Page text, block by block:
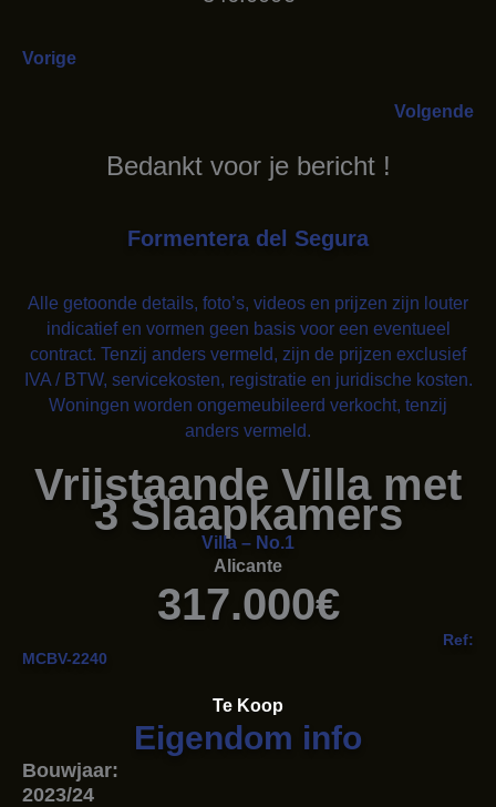
Vorige
Volgende
Bedankt voor je bericht !
Formentera del Segura
Alle getoonde details, foto’s, videos en prijzen zijn louter
indicatief en vormen geen basis voor een eventueel
contract. Tenzij anders vermeld, zijn de prijzen exclusief
IVA / BTW, servicekosten, registratie en juridische kosten.
Woningen worden ongemeubileerd verkocht, tenzij
anders vermeld.
Vrijstaande Villa met
3 Slaapkamers
Villa – No.1
Alicante
317.000€
Ref:
MCBV-2240
Te Koop
Eigendom info
Bouwjaar:
2023/24